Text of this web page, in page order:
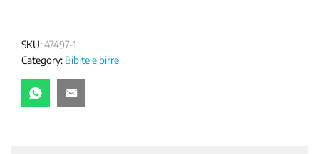
SKU:47497-1
Category: Bibite e birre